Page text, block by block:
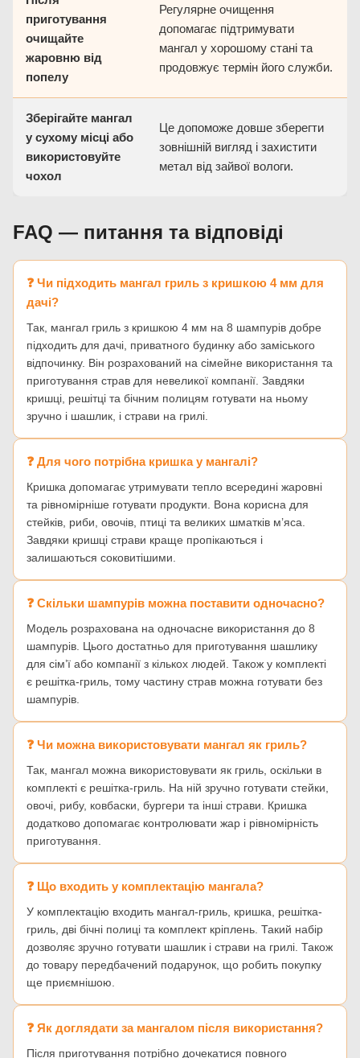
приготування
очищайте
жаровню від
попелу
Регулярне очищення
допомагає підтримувати
мангал у хорошому стані та
продовжує термін його служби.
Зберігайте мангал
у сухому місці або
використовуйте
чохол
Це допоможе довше зберегти
зовнішній вигляд і захистити
метал від зайвої вологи.
FAQ — питання та відповіді
❓ Чи підходить мангал гриль з кришкою 4 мм для
дачі?
Так, мангал гриль з кришкою 4 мм на 8 шампурів добре
підходить для дачі, приватного будинку або заміського
відпочинку. Він розрахований на сімейне використання та
приготування страв для невеликої компанії. Завдяки
кришці, решітці та бічним полицям готувати на ньому
зручно і шашлик, і страви на грилі.
❓ Для чого потрібна кришка у мангалі?
Кришка допомагає утримувати тепло всередині жаровні
та рівномірніше готувати продукти. Вона корисна для
стейків, риби, овочів, птиці та великих шматків м’яса.
Завдяки кришці страви краще пропікаються і
залишаються соковитішими.
❓ Скільки шампурів можна поставити одночасно?
Модель розрахована на одночасне використання до 8
шампурів. Цього достатньо для приготування шашлику
для сім’ї або компанії з кількох людей. Також у комплекті
є решітка-гриль, тому частину страв можна готувати без
шампурів.
❓ Чи можна використовувати мангал як гриль?
Так, мангал можна використовувати як гриль, оскільки в
комплекті є решітка-гриль. На ній зручно готувати стейки,
овочі, рибу, ковбаски, бургери та інші страви. Кришка
додатково допомагає контролювати жар і рівномірність
приготування.
❓ Що входить у комплектацію мангала?
У комплектацію входить мангал-гриль, кришка, решітка-
гриль, дві бічні полиці та комплект кріплень. Такий набір
дозволяє зручно готувати шашлик і страви на грилі. Також
до товару передбачений подарунок, що робить покупку
ще приємнішою.
❓ Як доглядати за мангалом після використання?
Після приготування потрібно дочекатися повного